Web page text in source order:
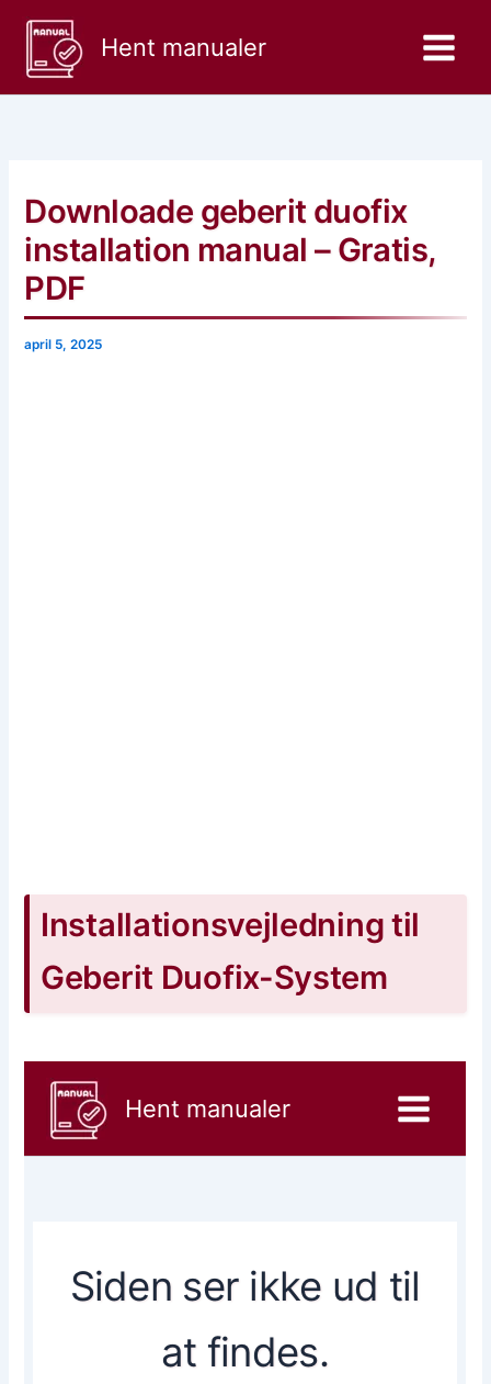
indholdet
Hent manualer
Downloade geberit duofix
installation manual – Gratis,
PDF
april 5, 2025
Installationsvejledning til
Geberit Duofix-System